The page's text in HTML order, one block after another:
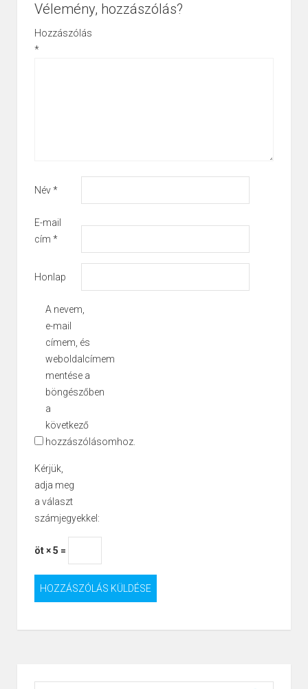
Vélemény, hozzászólás?
Hozzászólás
*
Név*
E-mail
cím *
Honlap
A nevem,
e-mail
címem, és
weboldalcímem
mentése a
böngészőben
a
következő
hozzászólásomhoz.
Kérjük,
adja meg
a választ
számjegyekkel:
öt × 5 =